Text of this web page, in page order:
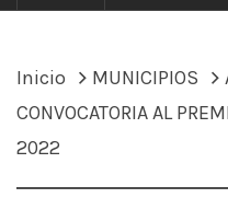
Inicio MUNICIPIOS
CONVOCATORIA AL
2022